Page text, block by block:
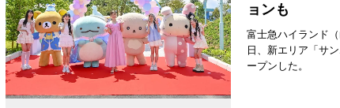
ョンも
富士急ハイランド
日、新エリア「サ
ープンした。